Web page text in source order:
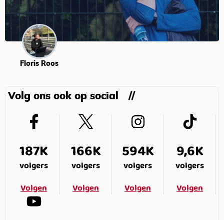
Floris Roos
Volg ons ook op social
187K
volgers
Volgen
166K
volgers
Volgen
594K
volgers
Volgen
9,6K
volgers
Volgen